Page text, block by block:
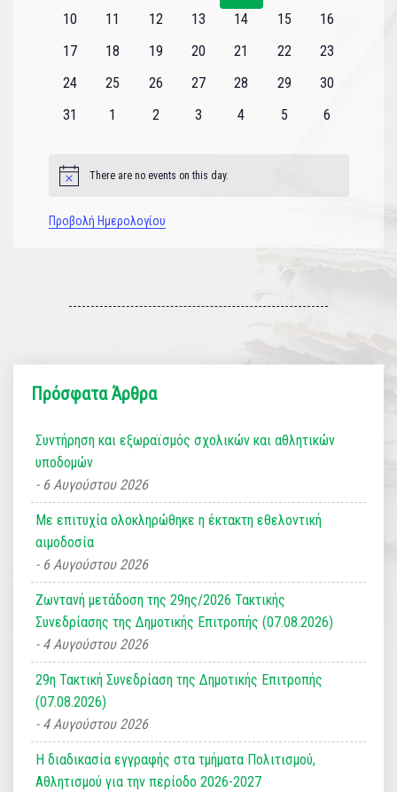
εκδηλώσειςεκδηλώσειςεκδηλώσεις
0
10
0
11
0
12
0
13
0
14
0
15
0
16
0
17
0
18
0
19
0
20
0
21
0
22
0
23
0
24
0
25
0
26
0
27
0
28
0
29
0
30
0
31
0
1
0
2
0
3
0
4
0
5
0
6
Notice There are no events on this day.
Προβολή Ημερολογίου
Πρόσφατα Άρθρα
Συντήρηση και εξωραϊσμός σχολικών και αθλητικών
υποδομών
6 Αυγούστου 2026
Με επιτυχία ολοκληρώθηκε η έκτακτη εθελοντική
αιμοδοσία
6 Αυγούστου 2026
Ζωντανή μετάδοση της 29ης/2026 Τακτικής
Συνεδρίασης της Δημοτικής Επιτροπής (07.08.2026)
4 Αυγούστου 2026
29η Τακτική Συνεδρίαση της Δημοτικής Επιτροπής
(07.08.2026)
4 Αυγούστου 2026
Η διαδικασία εγγραφής στα τμήματα Πολιτισμού,
Αθλητισμού για την περίοδο 2026-2027